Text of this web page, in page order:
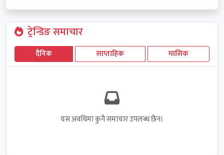
ट्रेन्डिङ समाचार
दैनिक साप्ताहिक मासिक
यस अवधिमा कुनै समाचार उपलब्ध छैन।